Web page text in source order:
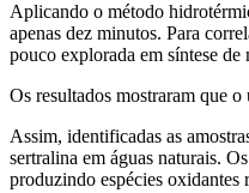
Aplicando o método
apenas dez minutos. Para
pouco explorada em síntese de
Os resultados mostraram que
Assim, identificadas as
sertralina em águas naturais.
produzindo espécies oxidantes